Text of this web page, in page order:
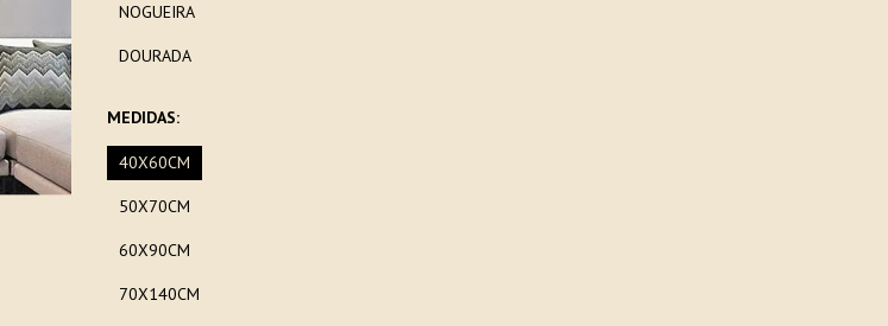
NOGUEIRA
DOURADA
MEDIDAS:
40X60CM
50X70CM
60X90CM
70X140CM